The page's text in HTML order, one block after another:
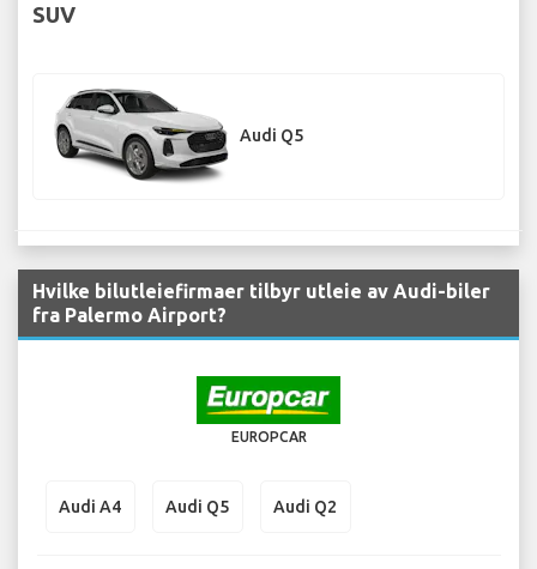
SUV
Audi Q5
Hvilke bilutleiefirmaer tilbyr utleie av Audi-biler
fra Palermo Airport?
EUROPCAR
Audi A4 Audi Q5 Audi Q2